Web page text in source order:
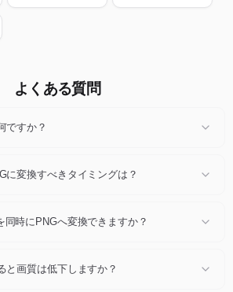
よくある質問
ですか？
ます。SVGをPNGに変換すると、同じ視覚的
に変換すべきタイミングは？
トフォームが指定する形式が必要、といった場
時にPNGへ変換できますか？
個別ダウンロードもZIP一括ダウンロードも可
と画質は低下しますか？